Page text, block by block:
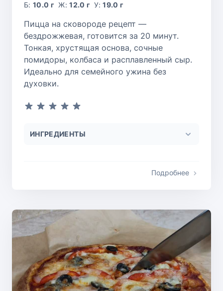
Б:10.0 г Ж:12.0 г У:19.0 г
Пицца на сковороде рецепт —
бездрожжевая, готовится за 20 минут.
Тонкая, хрустящая основа, сочные
помидоры, колбаса и расплавленный сыр.
Идеально для семейного ужина без
духовки.
ИНГРЕДИЕНТЫ
Подробнее